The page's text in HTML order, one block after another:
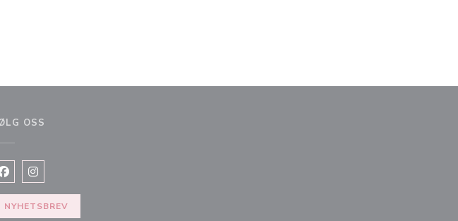
OSS
Facebook ((åpner i et nytt vindu))
Instagram ((åpner i et nytt vindu))
NYHETSBREV